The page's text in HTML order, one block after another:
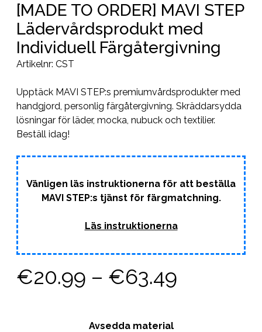
[MADE TO ORDER] MAVI STEP
Lädervårdsprodukt med
Individuell Färgåtergivning
Artikelnr: CST
Upptäck MAVI STEP:s premiumvårdsprodukter med
handgjord, personlig färgåtergivning. Skräddarsydda
lösningar för läder, mocka, nubuck och textilier.
Beställ idag!
Vänligen läs instruktionerna för att beställa
MAVI STEP:s tjänst för färgmatchning.
Läs instruktionerna
€20.99 – €63.49
Avsedda material